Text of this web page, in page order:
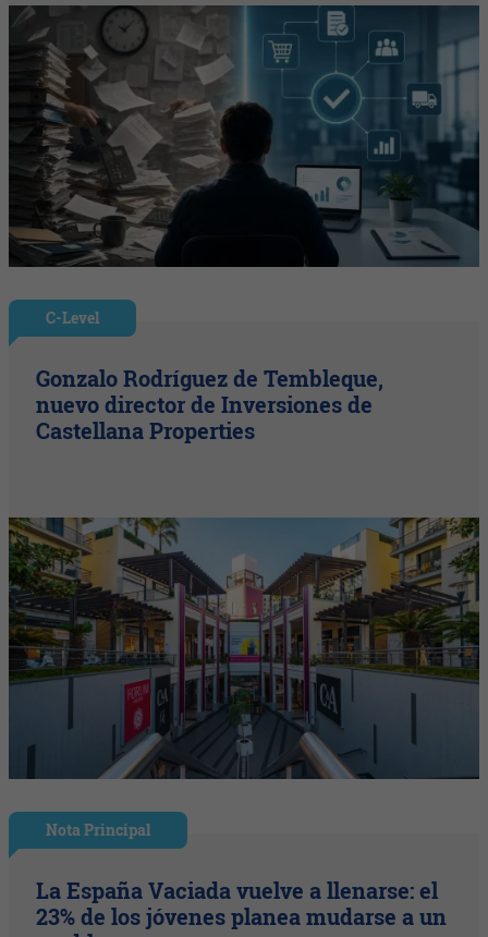
C-Level
Gonzalo Rodríguez de Tembleque,
nuevo director de Inversiones de
Castellana Properties
Nota Principal
La España Vaciada vuelve a llenarse: el
23% de los jóvenes planea mudarse a un